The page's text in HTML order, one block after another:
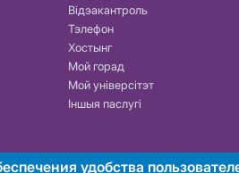
Відэакантроль
Тэлефон
Хостынг
Мой горад
Мой універсітэт
Іншыя паслугі
удобства